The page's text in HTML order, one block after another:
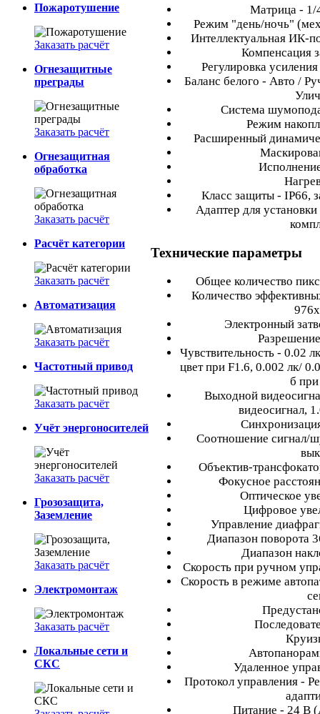
Пожаротушение
Заказать расчёт
Огнезащитные
преграды
Заказать расчёт
Огнезащитная
обработка
Заказать расчёт
Расчёт категории
Заказать расчёт
Автоматизация
Заказать расчёт
Частотный привод
Заказать расчёт
Учёт энергоносителей
Заказать расчёт
Грозозащита,
Заземление
Заказать расчёт
Электромонтаж
Заказать расчёт
Локальные сети и
СКС
Матрица - 1/
Режим "день/ночь"
Интеллектуальная ИК-
Компенсация
Регулировка
Баланс белого - Авто /
Система
Режим
Расширенный
Класс защиты - IP66,
Адаптер для
Технические параметры
Общее количество
Количество
Электронный
Чувствительность - 0.02
цвет при F1.6, 0.002 лк/
б
Выходной
видеосигнал,
Соотношение сигнал/
Объектив-
Фокусное
Оптическое
Цифровое
Управление
Диапазон поворота
Диапазон
Скорость при ручном
Скорость в режиме
Удаленное
Протокол управления -
Питание - 24 В